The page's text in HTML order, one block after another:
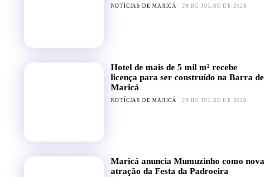
NOTÍCIAS DE MARICÁ 29 DE JULHO DE 2026
Hotel de mais de 5 mil m² recebe
licença para ser construído na Barra de
Maricá
NOTÍCIAS DE MARICÁ 29 DE JULHO DE 2026
Maricá anuncia Mumuzinho como nova
atração da Festa da Padroeira